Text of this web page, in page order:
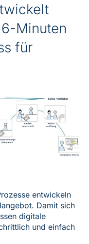
Minuten
für
entwickeln
Damit sich
digitale
und einfach